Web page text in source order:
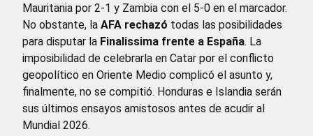
Mauritania por 2-1 y Zambia con el 5-0 en el marcador.
No obstante, la AFA rechazó todas las posibilidades
para disputar la Finalissima frente a España. La
imposibilidad de celebrarla en Catar por el conflicto
geopolítico en Oriente Medio complicó el asunto y,
finalmente, no se compitió. Honduras e Islandia serán
sus últimos ensayos amistosos antes de acudir al
Mundial 2026.